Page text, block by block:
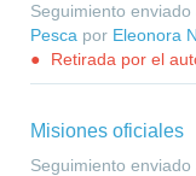
Seguimiento enviado
Pesca por Eleonora
Retirada por el
Misiones oficiales
Seguimiento enviado